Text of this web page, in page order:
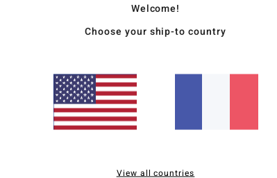
Welcome!
Choose your ship-to country
View all countries